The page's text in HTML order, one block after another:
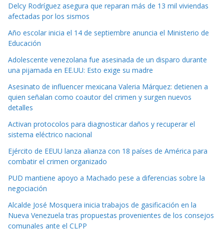
Delcy Rodríguez asegura que reparan más de 13 mil viviendas
afectadas por los sismos
Año escolar inicia el 14 de septiembre anuncia el Ministerio de
Educación
Adolescente venezolana fue asesinada de un disparo durante
una pijamada en EE.UU: Esto exige su madre
Asesinato de influencer mexicana Valeria Márquez: detienen a
quien señalan como coautor del crimen y surgen nuevos
detalles
Activan protocolos para diagnosticar daños y recuperar el
sistema eléctrico nacional
Ejército de EEUU lanza alianza con 18 países de América para
combatir el crimen organizado
PUD mantiene apoyo a Machado pese a diferencias sobre la
negociación
Alcalde José Mosquera inicia trabajos de gasificación en la
Nueva Venezuela tras propuestas provenientes de los consejos
comunales ante el CLPP